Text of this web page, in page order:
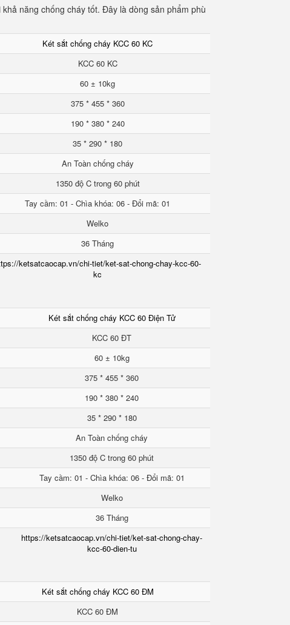
năng chống cháy tốt. Đây là dòng sản phẩm phù
Két sắt chống cháy KCC 60 KC
KCC 60 KC
60 ± 10kg
375 * 455 * 360
190 * 380 * 240
35 * 290 * 180
An Toàn chống cháy
1350 độ C trong 60 phút
Tay cầm: 01 - Chìa khóa: 06 - Đổi mã: 01
Welko
36 Tháng
ketsatcaocap.vn/chi-tiet/ket-sat-chong-chay-kcc-60-
kc
Két sắt chống cháy KCC 60 Điện Tử
KCC 60 ĐT
60 ± 10kg
375 * 455 * 360
190 * 380 * 240
35 * 290 * 180
An Toàn chống cháy
1350 độ C trong 60 phút
Tay cầm: 01 - Chìa khóa: 06 - Đổi mã: 01
Welko
36 Tháng
https://ketsatcaocap.vn/chi-tiet/ket-sat-chong-chay-
kcc-60-dien-tu
Két sắt chống cháy KCC 60 ĐM
KCC 60 ĐM